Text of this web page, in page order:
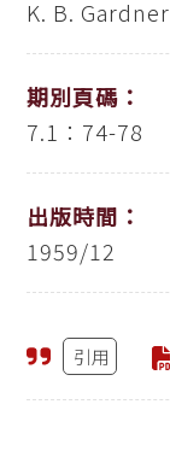
K. B. Gardner
期別頁碼：
7.1：74-78
出版時間：
1959/12
引用